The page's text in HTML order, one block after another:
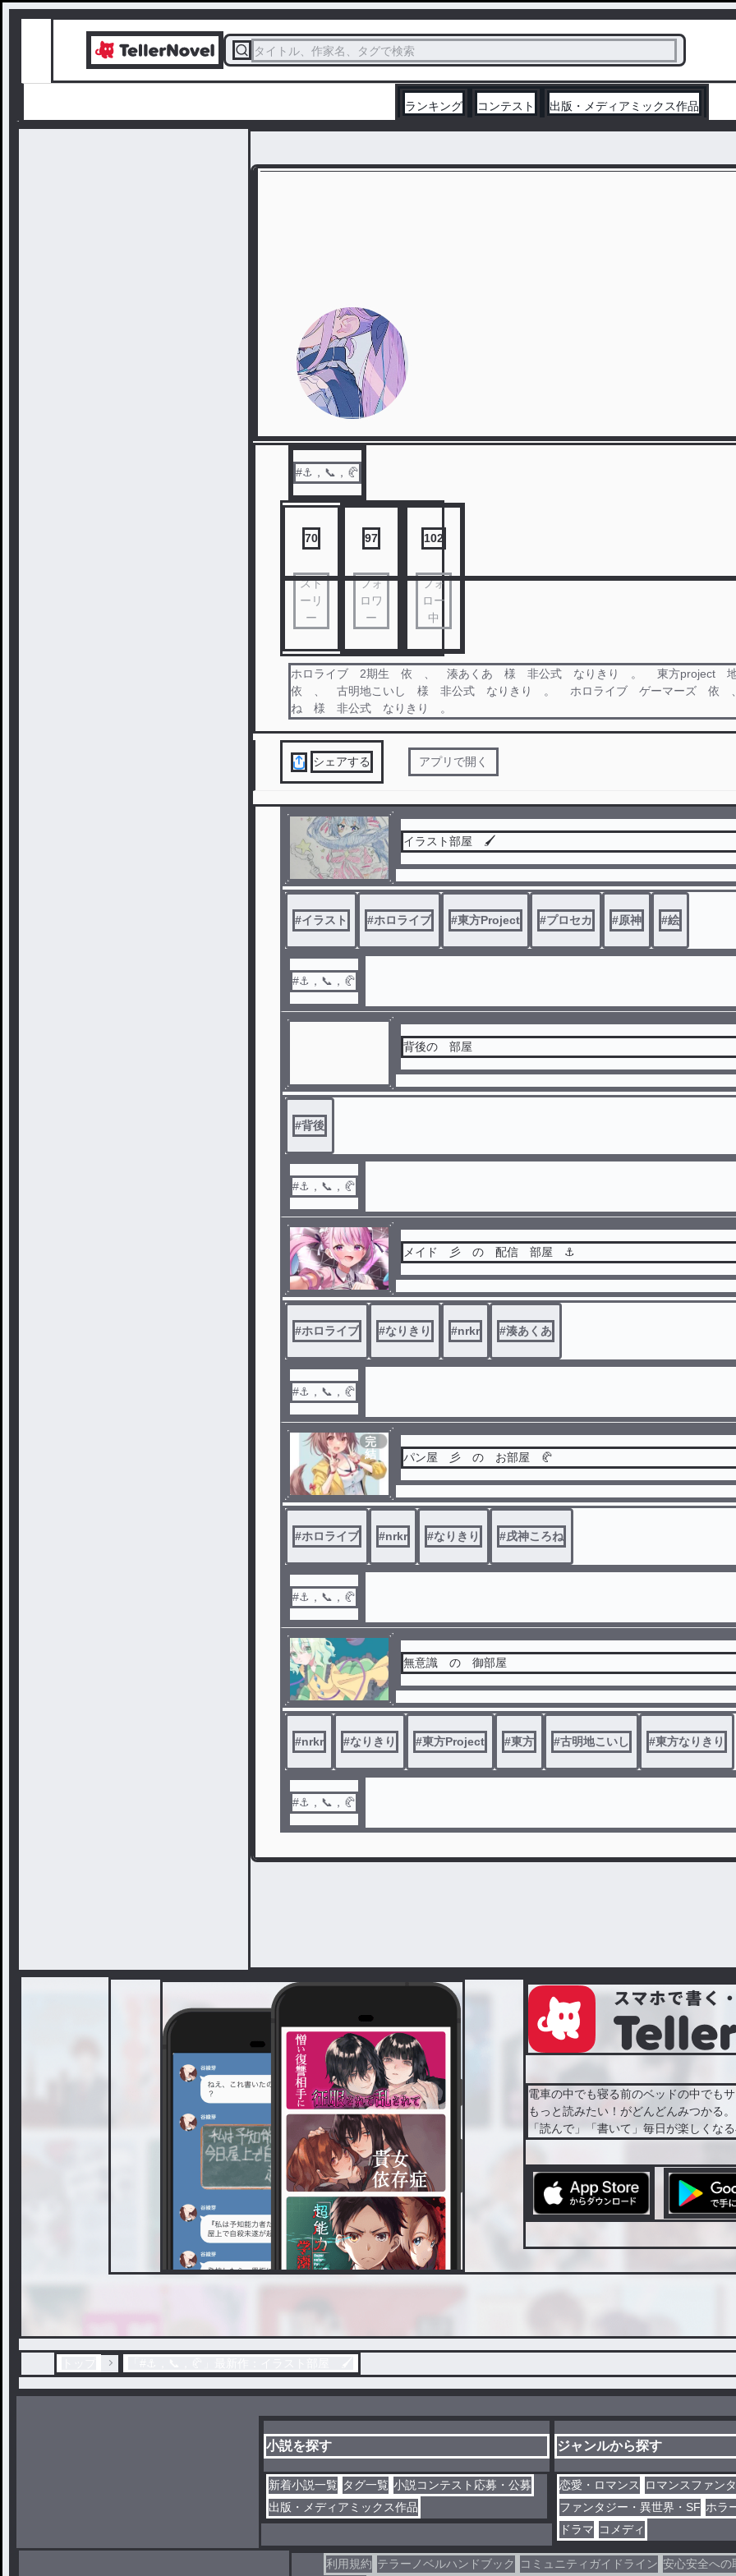
タイトル、作家名、タグで検索
ランキング コンテスト 出版・メディアミックス作品
#⚓️，📞，🥐
70
スト
ーリ
ー
97
フォ
ロワ
ー
102
フォ
ロー
中
ホロライブ 2期生 依 、 湊あくあ 様 非公式 なりきり 。 東方project
依 、 古明地こいし 様 非公式 なりきり 。 ホロライブ ゲーマーズ 依
ね 様 非公式 なりきり 。
シェアする アプリで開く
イラスト部屋 🖌️
#イラスト #ホロライブ #東方Project #プロセカ #原神 #絵
#⚓️，📞，🥐
背後の 部屋
#背後
#⚓️，📞，🥐
メイド 彡 の 配信 部屋 ⚓️
#ホロライブ #なりきり #nrkr #湊あくあ
#⚓️，📞，🥐
完
結
パン屋 彡 の お部屋 🥐
#ホロライブ #nrkr #なりきり #戌神ころね
#⚓️，📞，🥐
無意識 の 御部屋
#nrkr #なりきり #東方Project #東方 #古明地こいし #東方なりきり
#⚓️，📞，🥐
電車の中でも寝る前のベッドの中でもサ
もっと読みたい！がどんどんみつかる。
「読んで」「書いて」毎日が楽しくな
小説を探す
新着小説一覧 タグ一覧 小説コンテスト応募・公募
出版・メディアミックス作品
ジャンルから探す
恋愛・ロマンス
ロマンスファン
ファンタジー・異世界・SF ホラ
ドラマ コメディ
利用規約 テラーノベルハンドブック コミュニティガイドライン 安心安全への